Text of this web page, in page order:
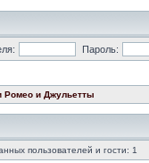
Пароль:
Ромео и Джульетты
пользователей и гости: 1